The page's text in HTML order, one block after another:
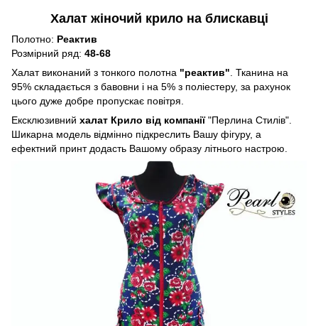
Халат жіночий крило на блискавці
Полотно: Реактив
Розмірний ряд: 48-68
Халат виконаний з тонкого полотна "реактив" . Тканина на
95% складається з бавовни і на 5% з поліестеру, за рахунок
цього дуже добре пропускає повітря.
Ексклюзивний халат Крило від компанії"Перлина Стилів".
Шикарна модель відмінно підкреслить Вашу фігуру, а
ефектний принт додасть Вашому образу літнього настрою.